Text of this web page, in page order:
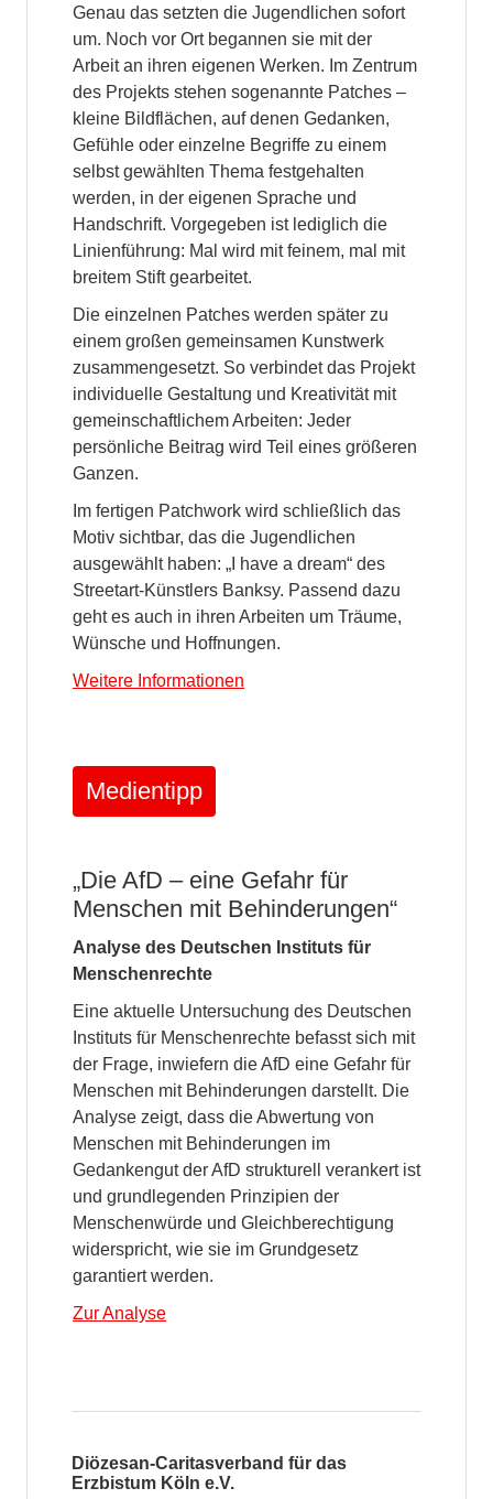
Genau das setzten die Jugendlichen sofort
um. Noch vor Ort begannen sie mit der
Arbeit an ihren eigenen Werken. Im Zentrum
des Projekts stehen sogenannte Patches –
kleine Bildflächen, auf denen Gedanken,
Gefühle oder einzelne Begriffe zu einem
selbst gewählten Thema festgehalten
werden, in der eigenen Sprache und
Handschrift. Vorgegeben ist lediglich die
Linienführung: Mal wird mit feinem, mal mit
breitem Stift gearbeitet.
Die einzelnen Patches werden später zu
einem großen gemeinsamen Kunstwerk
zusammengesetzt. So verbindet das Projekt
individuelle Gestaltung und Kreativität mit
gemeinschaftlichem Arbeiten: Jeder
persönliche Beitrag wird Teil eines größeren
Ganzen.
Im fertigen Patchwork wird schließlich das
Motiv sichtbar, das die Jugendlichen
ausgewählt haben: „I have a dream“ des
Streetart-Künstlers Banksy. Passend dazu
geht es auch in ihren Arbeiten um Träume,
Wünsche und Hoffnungen.
Weitere Informationen
Medientipp
„Die AfD – eine Gefahr für
Menschen mit Behinderungen“
Analyse des Deutschen Instituts für
Menschenrechte
Eine aktuelle Untersuchung des Deutschen
Instituts für Menschenrechte befasst sich mit
der Frage, inwiefern die AfD eine Gefahr für
Menschen mit Behinderungen darstellt. Die
Analyse zeigt, dass die Abwertung von
Menschen mit Behinderungen im
Gedankengut der AfD strukturell verankert ist
und grundlegenden Prinzipien der
Menschenwürde und Gleichberechtigung
widerspricht, wie sie im Grundgesetz
garantiert werden.
Zur Analyse
Diözesan-Caritasverband für das
Erzbistum Köln e.V.